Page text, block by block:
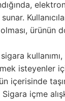
ürünün
isteyenler
içerisinde
içme